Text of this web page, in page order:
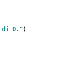
di 0." )